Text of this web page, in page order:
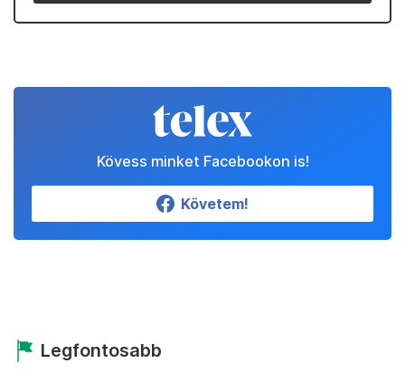
Kövess minket Facebookon is!
Követem!
Legfontosabb